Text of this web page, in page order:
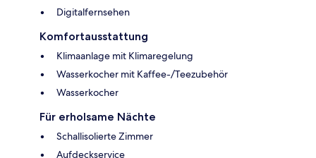
Digitalfernsehen
Komfortausstattung
Klimaanlage mit Klimaregelung
Wasserkocher mit Kaffee-/Teezubehör
Wasserkocher
Für erholsame Nächte
Schallisolierte Zimmer
Aufdeckservice